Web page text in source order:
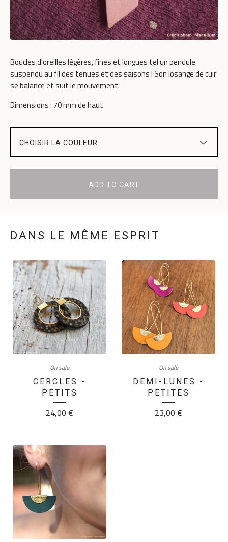
Boucles d'oreilles légères, fines et longues tel un pendule
suspendu au fil des tenues et des saisons ! Son losange de cuir
se balance et suit le mouvement.
Dimensions : 70 mm de haut
ADD TO CART
DANS LE MÊME ESPRIT
On sale
CERCLES -
PETITS
24,00 €
On sale
DEMI-LUNES -
PETITES
23,00 €